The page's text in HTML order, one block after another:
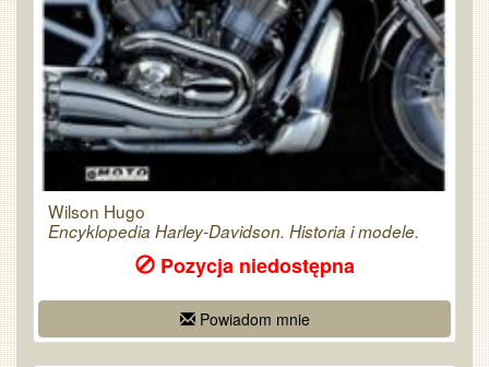
Wilson Hugo
Encyklopedia Harley-Davidson. Historia i modele.
Pozycja niedostępna
Powiadom mnie